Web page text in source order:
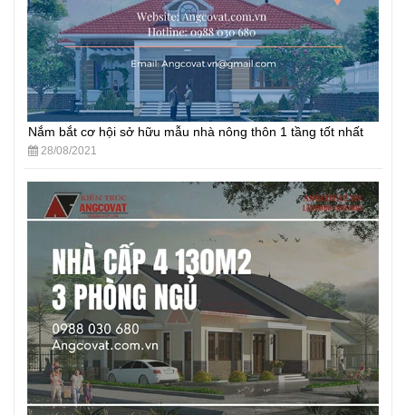
Nắm bắt cơ hội sở hữu mẫu nhà nông thôn 1 tầng tốt nhất
28/08/2021